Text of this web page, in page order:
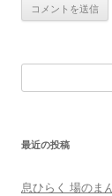
索:
最近の投稿
息ひらく 場のま